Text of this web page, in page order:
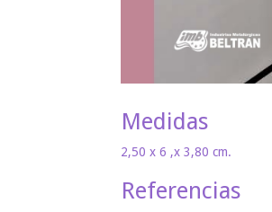
Medidas
2,50 x 6 ,x 3,80 cm.
Referencias